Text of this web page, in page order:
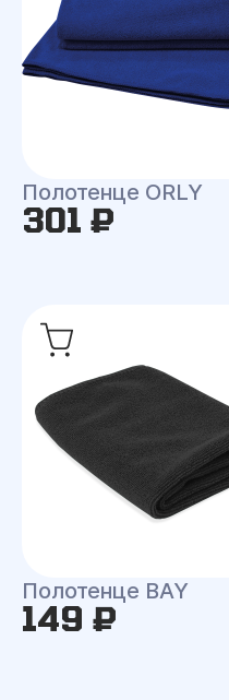
Полотенце ORLY
301 ₽
Полотенце BAY
149 ₽